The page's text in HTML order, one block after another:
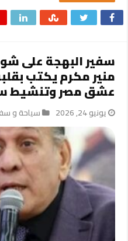
​سفير البهجة على
منير مكرم يكتب
عشق مصر وتنشيط
يونيو 24, 2026 سياحة و